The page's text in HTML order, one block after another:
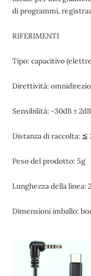
di programmi,
RIFERIMENTI
Tipo: capacitivo
Direttività:
Sensibilità: -30dB ±
Distanza di raccolta: ≦
Peso del prodotto: 5g
Lunghezza della linea:
Dimensioni imballo: